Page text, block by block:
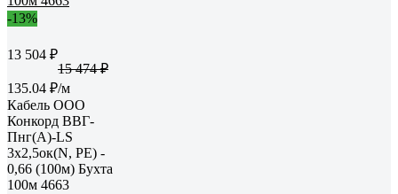
-13%
13 504 ₽
15 474 ₽
135.04 ₽/м
Кабель ООО
Конкорд ВВГ-
Пнг(А)-LS
3x2,5ок(N, PE) -
0,66 (100м) Бухта
100м 4663